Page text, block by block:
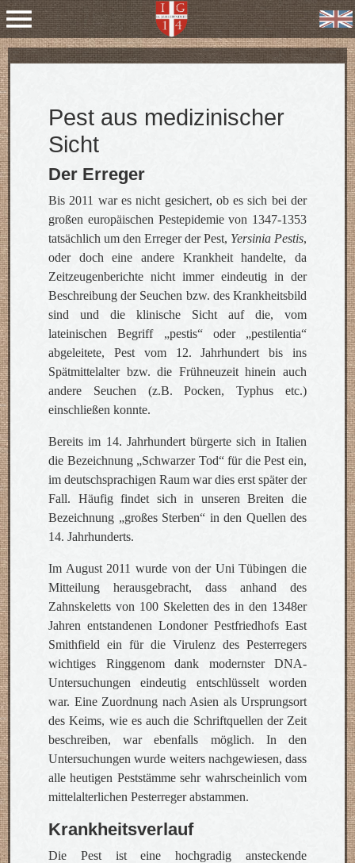
Pest aus medizinischer
Sicht
Der Erreger
Bis 2011 war es nicht gesichert, ob es sich bei der
großen europäischen Pestepidemie von 1347-1353
tatsächlich um den Erreger der Pest, Yersinia Pestis,
oder doch eine andere Krankheit handelte, da
Zeitzeugenberichte nicht immer eindeutig in der
Beschreibung der Seuchen bzw. des Krankheitsbild
sind und die klinische Sicht auf die, vom
lateinischen Begriff „pestis“ oder „pestilentia“
abgeleitete, Pest vom 12. Jahrhundert bis ins
Spätmittelalter bzw. die Frühneuzeit hinein auch
andere Seuchen (z.B. Pocken, Typhus etc.)
einschließen konnte.
Bereits im 14. Jahrhundert bürgerte sich in Italien
die Bezeichnung „Schwarzer Tod“ für die Pest ein,
im deutschsprachigen Raum war dies erst später der
Fall. Häufig findet sich in unseren Breiten die
Bezeichnung „großes Sterben“ in den Quellen des
14. Jahrhunderts.
Im August 2011 wurde von der Uni Tübingen die
Mitteilung herausgebracht, dass anhand des
Zahnskeletts von 100 Skeletten des in den 1348er
Jahren entstandenen Londoner Pestfriedhofs East
Smithfield ein für die Virulenz des Pesterregers
wichtiges Ringgenom dank modernster DNA-
Untersuchungen eindeutig entschlüsselt worden
war. Eine Zuordnung nach Asien als Ursprungsort
des Keims, wie es auch die Schriftquellen der Zeit
beschreiben, war ebenfalls möglich. In den
Untersuchungen wurde weiters nachgewiesen, dass
alle heutigen Peststämme sehr wahrscheinlich vom
mittelalterlichen Pesterreger abstammen.
Krankheitsverlauf
Die Pest ist eine hochgradig ansteckende